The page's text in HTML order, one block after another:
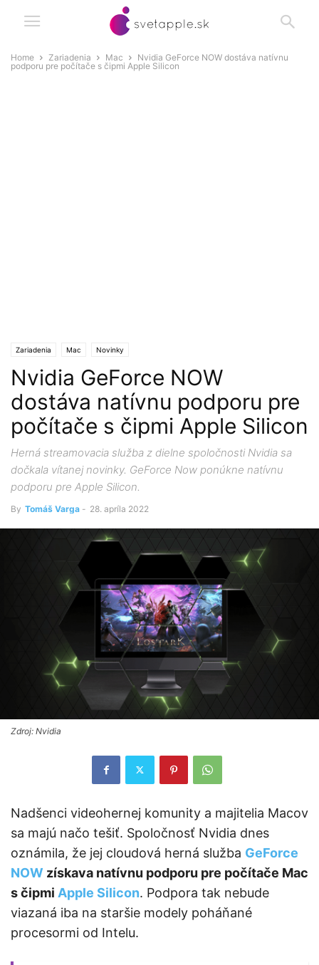
Home Zariadenia Mac
Nvidia GeForce NOW dostáva natívnu
podporu pre počítače s čipmi Apple Silicon
Zariadenia Mac Novinky
Nvidia GeForce NOW
dostáva natívnu podporu pre
počítače s čipmi Apple Silicon
Herná streamovacia služba z dielne spoločnosti Nvidia sa
dočkala vítanej novinky. GeForce Now ponúkne natívnu
podporu pre Apple Silicon.
By Tomáš Varga - 28. apríla 2022
Zdroj: Nvidia
Nadšenci videohernej komunity a majitelia Macov
sa majú načo tešiť. Spoločnosť Nvidia dnes
oznámila, že jej cloudová herná služba GeForce
NOW získava natívnu podporu pre počítače Mac
s čipmi Apple Silicon. Podpora tak nebude
viazaná iba na staršie modely poháňané
procesormi od Intelu.